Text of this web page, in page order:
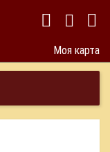
Моя карта